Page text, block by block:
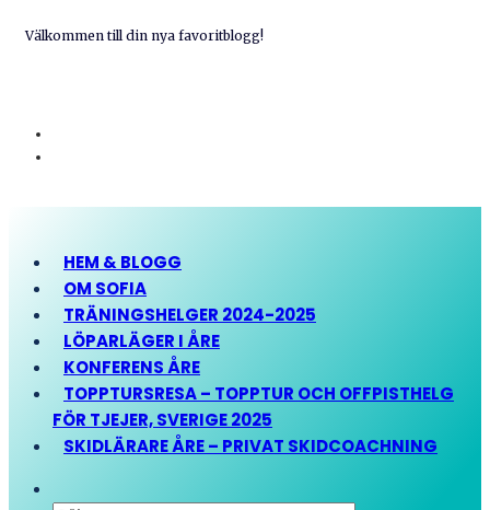
Välkommen till din nya favoritblogg!
HEM & BLOGG
OM SOFIA
TRÄNINGSHELGER 2024-2025
LÖPARLÄGER I ÅRE
KONFERENS ÅRE
TOPPTURSRESA – TOPPTUR OCH OFFPISTHELG
FÖR TJEJER, SVERIGE 2025
SKIDLÄRARE ÅRE – PRIVAT SKIDCOACHNING